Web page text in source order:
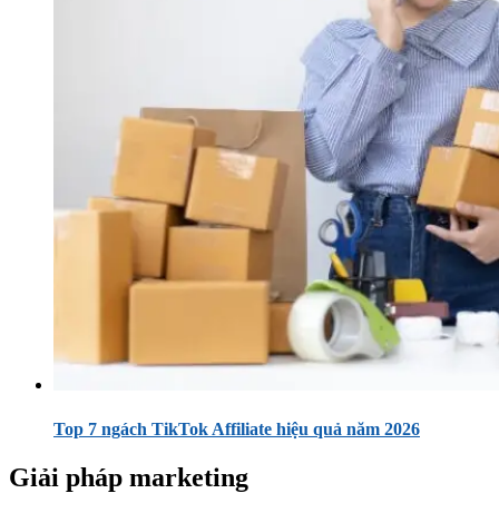
Top 7 ngách TikTok Affiliate hiệu quả năm 2026
Giải pháp marketing